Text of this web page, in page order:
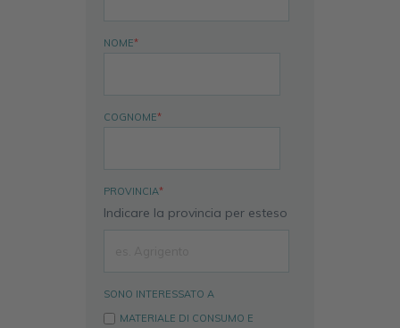
NOME*
COGNOME*
PROVINCIA*
Indicare la provincia per esteso
SONO INTERESSATO A
MATERIALE DI CONSUMO E